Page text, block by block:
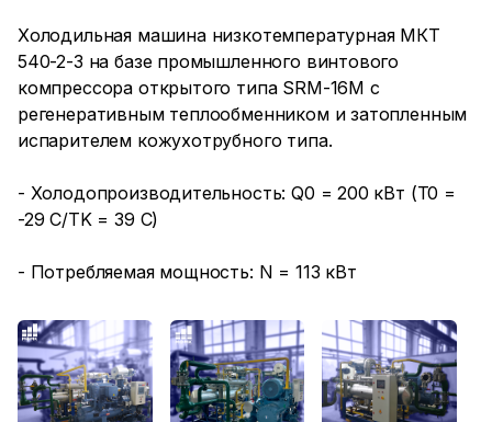
Холодильная машина низкотемпературная МКТ
540-2-3 на базе промышленного винтового
компрессора открытого типа SRM-16М с
регенеративным теплообменником и затопленным
испарителем кожухотрубного типа.
- Холодопроизводительность: Q0 = 200 кВт (T0 =
-29 C/TK = 39 C)
- Потребляемая мощность: N = 113 кВт